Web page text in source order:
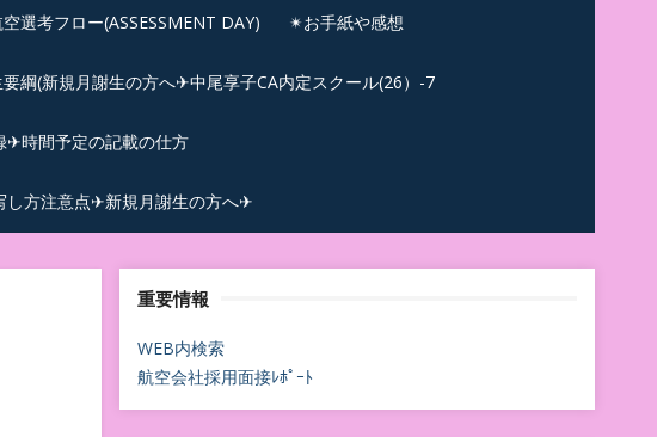
選考フロー(ASSESSMENT DAY) ✴︎お手紙や感想
綱(新規月謝生の方へ✈中尾享子CA内定スクール(26）-7
✈時間予定の記載の仕方
し方注意点✈新規月謝生の方へ✈
重要情報
WEB内検索
航空会社採用面接ﾚﾎﾟｰﾄ